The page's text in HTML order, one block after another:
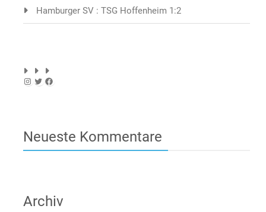
Hamburger SV : TSG Hoffenheim 1:2
Instagram
TwitterFacebook
Neueste Kommentare
Archiv